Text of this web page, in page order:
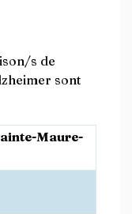
s de
sont
Maure-